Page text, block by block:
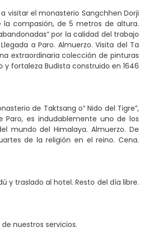
visitar el monasterio Sangchhen Dorji
la compasión, de 5 metros de altura.
por la calidad del trabajo
a Paro. Almuerzo. Visita del Ta
extraordinaria colección de pinturas
y fortaleza Budista construido en 1646
de Taktsang o” Nido del Tigre”,
es indudablemente uno de los
mundo del Himalaya. Almuerzo. De
de la religión en el reino. Cena.
y traslado al hotel. Resto del día libre.
nuestros servicios.